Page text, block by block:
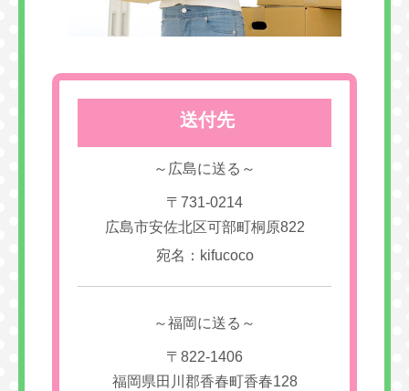
送付先
～広島に送る～
〒731-0214
広島市安佐北区可部町桐原822
宛名：kifucoco
～福岡に送る～
〒822-1406
福岡県田川郡香春町香春128